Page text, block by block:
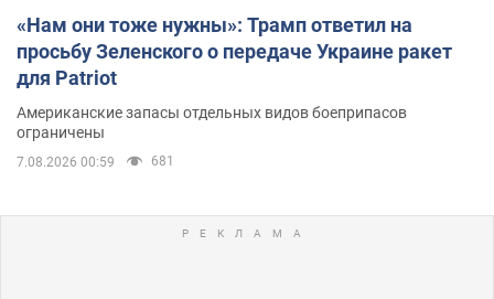
«Нам они тоже нужны»: Трамп ответил на
просьбу Зеленского о передаче Украине ракет
для Patriot
Американские запасы отдельных видов боеприпасов
ограничены
7.08.2026 00:59 681